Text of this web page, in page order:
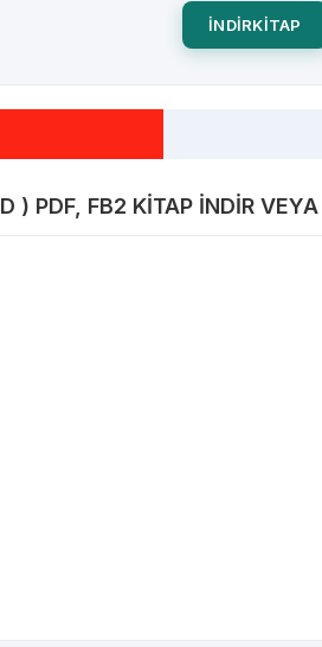
INDIRKITAP
) PDF, FB2 KITAP INDIR